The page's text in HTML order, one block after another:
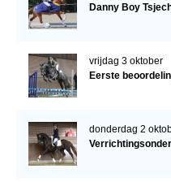
Danny Boy
vrijdag 3 oktober
Eerste
donderdag 2